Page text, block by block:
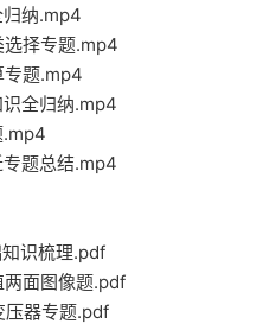
纳.mp4
择专题.mp4
专题.mp4
全归纳.mp4
.mp4
题总结.mp4
识梳理.pdf
面图像题.pdf
压器专题.pdf